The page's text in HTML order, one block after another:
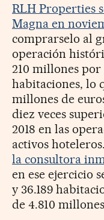
RLH Properties
Magna en
comprarselo al
operación
210 millones por
habitaciones, lo
millones de
diez veces
2018 en las
activos hoteleros.
la consultora
en ese ejercicio
y 36.189
de 4.810